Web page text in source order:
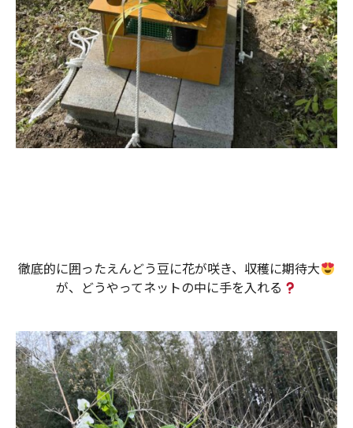
徹底的に囲ったえんどう豆に花が咲き、収穫に期待大
が、どうやってネットの中に手を入れる